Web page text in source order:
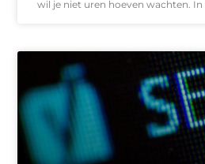
wil je niet uren hoeven wachten. In